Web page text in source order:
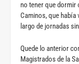
no tener que dormir
Caminos, que
largo de jornadas
Quede lo anterior
Magistrados de la